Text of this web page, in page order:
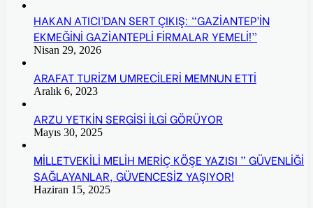
HAKAN ATICI’DAN SERT ÇIKIŞ: “GAZİANTEP’İN
EKMEĞİNİ GAZİANTEPLİ FİRMALAR YEMELİ!”
Nisan 29, 2026
ARAFAT TURİZM UMRECİLERİ MEMNUN ETTİ
Aralık 6, 2023
ARZU YETKİN SERGİSİ İLGİ GÖRÜYOR
Mayıs 30, 2025
MİLLETVEKİLİ MELİH MERİÇ KÖŞE YAZISI ” GÜVENLİĞİ
SAĞLAYANLAR, GÜVENCESİZ YAŞIYOR!
Haziran 15, 2025